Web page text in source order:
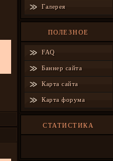
Галерея
ПОЛЕЗНОЕ
FAQ
Баннер сайта
Карта сайта
Карта форума
СТАТИСТИКА